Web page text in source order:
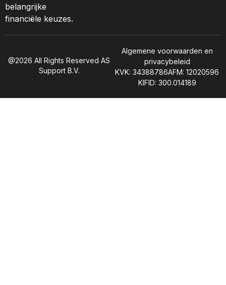
belangrijke
financiële keuzes.
@2026 All Rights Reserved AS
Support B.V.
Algemene voorwaarden en
privacybeleid
KVK: 34388786AFM: 12020596
KIFID: 300.014189